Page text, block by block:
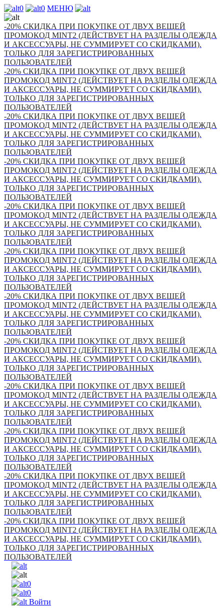
0 0 МЕНЮ
-20% СКИДКА ПРИ ПОКУПКЕ ОТ ДВУХ ВЕЩЕЙ
ПРОМОКОД MINT2 (ДЕЙСТВУЕТ НА РАЗДЕЛЫ ОДЕЖДА
И АКСЕССУАРЫ, НЕ СУММИРУЕТ СО СКИДКАМИ).
ТОЛЬКО ДЛЯ ЗАРЕГИСТРИРОВАННЫХ
ПОЛЬЗОВАТЕЛЕЙ
-20% СКИДКА ПРИ ПОКУПКЕ ОТ ДВУХ ВЕЩЕЙ
ПРОМОКОД MINT2 (ДЕЙСТВУЕТ НА РАЗДЕЛЫ ОДЕЖДА
И АКСЕССУАРЫ, НЕ СУММИРУЕТ СО СКИДКАМИ).
ТОЛЬКО ДЛЯ ЗАРЕГИСТРИРОВАННЫХ
ПОЛЬЗОВАТЕЛЕЙ
-20% СКИДКА ПРИ ПОКУПКЕ ОТ ДВУХ ВЕЩЕЙ
ПРОМОКОД MINT2 (ДЕЙСТВУЕТ НА РАЗДЕЛЫ ОДЕЖДА
И АКСЕССУАРЫ, НЕ СУММИРУЕТ СО СКИДКАМИ).
ТОЛЬКО ДЛЯ ЗАРЕГИСТРИРОВАННЫХ
ПОЛЬЗОВАТЕЛЕЙ
-20% СКИДКА ПРИ ПОКУПКЕ ОТ ДВУХ ВЕЩЕЙ
ПРОМОКОД MINT2 (ДЕЙСТВУЕТ НА РАЗДЕЛЫ ОДЕЖДА
И АКСЕССУАРЫ, НЕ СУММИРУЕТ СО СКИДКАМИ).
ТОЛЬКО ДЛЯ ЗАРЕГИСТРИРОВАННЫХ
ПОЛЬЗОВАТЕЛЕЙ
-20% СКИДКА ПРИ ПОКУПКЕ ОТ ДВУХ ВЕЩЕЙ
ПРОМОКОД MINT2 (ДЕЙСТВУЕТ НА РАЗДЕЛЫ ОДЕЖДА
И АКСЕССУАРЫ, НЕ СУММИРУЕТ СО СКИДКАМИ).
ТОЛЬКО ДЛЯ ЗАРЕГИСТРИРОВАННЫХ
ПОЛЬЗОВАТЕЛЕЙ
-20% СКИДКА ПРИ ПОКУПКЕ ОТ ДВУХ ВЕЩЕЙ
ПРОМОКОД MINT2 (ДЕЙСТВУЕТ НА РАЗДЕЛЫ ОДЕЖДА
И АКСЕССУАРЫ, НЕ СУММИРУЕТ СО СКИДКАМИ).
ТОЛЬКО ДЛЯ ЗАРЕГИСТРИРОВАННЫХ
ПОЛЬЗОВАТЕЛЕЙ
-20% СКИДКА ПРИ ПОКУПКЕ ОТ ДВУХ ВЕЩЕЙ
ПРОМОКОД MINT2 (ДЕЙСТВУЕТ НА РАЗДЕЛЫ ОДЕЖДА
И АКСЕССУАРЫ, НЕ СУММИРУЕТ СО СКИДКАМИ).
ТОЛЬКО ДЛЯ ЗАРЕГИСТРИРОВАННЫХ
ПОЛЬЗОВАТЕЛЕЙ
-20% СКИДКА ПРИ ПОКУПКЕ ОТ ДВУХ ВЕЩЕЙ
ПРОМОКОД MINT2 (ДЕЙСТВУЕТ НА РАЗДЕЛЫ ОДЕЖДА
И АКСЕССУАРЫ, НЕ СУММИРУЕТ СО СКИДКАМИ).
ТОЛЬКО ДЛЯ ЗАРЕГИСТРИРОВАННЫХ
ПОЛЬЗОВАТЕЛЕЙ
-20% СКИДКА ПРИ ПОКУПКЕ ОТ ДВУХ ВЕЩЕЙ
ПРОМОКОД MINT2 (ДЕЙСТВУЕТ НА РАЗДЕЛЫ ОДЕЖДА
И АКСЕССУАРЫ, НЕ СУММИРУЕТ СО СКИДКАМИ).
ТОЛЬКО ДЛЯ ЗАРЕГИСТРИРОВАННЫХ
ПОЛЬЗОВАТЕЛЕЙ
-20% СКИДКА ПРИ ПОКУПКЕ ОТ ДВУХ ВЕЩЕЙ
ПРОМОКОД MINT2 (ДЕЙСТВУЕТ НА РАЗДЕЛЫ ОДЕЖДА
И АКСЕССУАРЫ, НЕ СУММИРУЕТ СО СКИДКАМИ).
ТОЛЬКО ДЛЯ ЗАРЕГИСТРИРОВАННЫХ
ПОЛЬЗОВАТЕЛЕЙ
-20% СКИДКА ПРИ ПОКУПКЕ ОТ ДВУХ ВЕЩЕЙ
ПРОМОКОД MINT2 (ДЕЙСТВУЕТ НА РАЗДЕЛЫ ОДЕЖДА
И АКСЕССУАРЫ, НЕ СУММИРУЕТ СО СКИДКАМИ).
ТОЛЬКО ДЛЯ ЗАРЕГИСТРИРОВАННЫХ
ПОЛЬЗОВАТЕЛЕЙ
-20% СКИДКА ПРИ ПОКУПКЕ ОТ ДВУХ ВЕЩЕЙ
ПРОМОКОД MINT2 (ДЕЙСТВУЕТ НА РАЗДЕЛЫ ОДЕЖДА
И АКСЕССУАРЫ, НЕ СУММИРУЕТ СО СКИДКАМИ).
ТОЛЬКО ДЛЯ ЗАРЕГИСТРИРОВАННЫХ
ПОЛЬЗОВАТЕЛЕЙ
0
0
Войти